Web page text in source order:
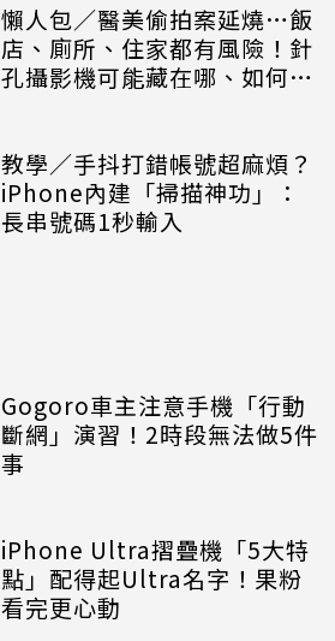
懶人包／醫美偷拍案延燒…飯
店、廁所、住家都有風險！針
孔攝影機可能藏在哪、如何自
教學／手抖打錯帳號超麻煩？
iPhone內建「掃描神功」：
長串號碼1秒輸入
Gogoro車主注意手機「行動
斷網」演習！2時段無法做5件
事
iPhone Ultra摺疊機「5大特
點」配得起Ultra名字！果粉
看完更心動